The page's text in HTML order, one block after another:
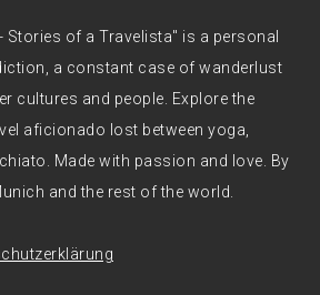
Stories of a Travelista" is a personal
a constant case of wanderlust
cultures and people. Explore the
aficionado lost between yoga,
Made with passion and love. By
and the rest of the world.